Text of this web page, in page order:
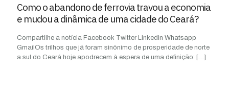
Como o abandono de ferrovia travou a economia
e mudou a dinâmica de uma cidade do Ceará?
Compartilhe a notícia Facebook Twitter Linkedin Whatsapp
GmailOs trilhos que já foram sinônimo de prosperidade de norte
a sul do Ceará hoje apodrecem à espera de uma definição: […]